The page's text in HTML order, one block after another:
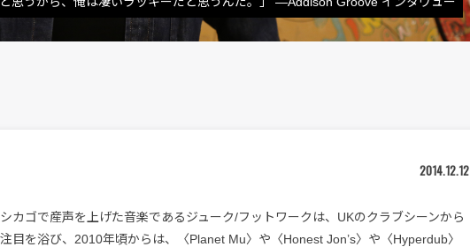
2014.12.12
シカゴで産声を上げた音楽であるジューク/フットワークは、UKのクラブシーンから
注目を浴び、2010年頃からは、〈Planet Mu〉や〈Honest Jon’s〉や〈Hyperdub〉